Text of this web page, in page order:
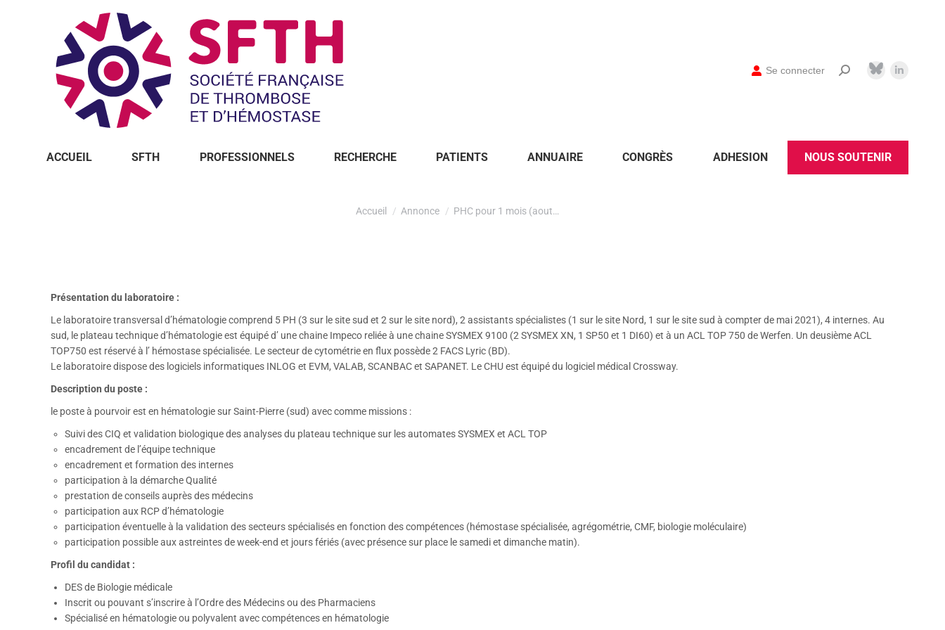
Se connecter
ACCUEIL SFTH PROFESSIONNELS RECHERCHE PATIENTS ANNUAIRE CONGRÈS ADHESION NOUS SOUTENIR
Accueil Annonce PHC pour 1 mois (aout…
Présentation du laboratoire :
Le laboratoire transversal d’hématologie comprend 5 PH (3 sur le site sud et 2 sur le site nord), 2 assistants spécialistes (1 sur le site Nord, 1 sur le site sud à compter de mai 2021), 4 internes. Au
sud, le plateau technique d’hématologie est équipé d’ une chaine Impeco reliée à une chaine SYSMEX 9100 (2 SYSMEX XN, 1 SP50 et 1 DI60) et à un ACL TOP 750 de Werfen. Un deusième ACL
TOP750 est réservé à l’ hémostase spécialisée. Le secteur de cytométrie en flux possède 2 FACS Lyric (BD).
Le laboratoire dispose des logiciels informatiques INLOG et EVM, VALAB, SCANBAC et SAPANET. Le CHU est équipé du logiciel médical Crossway.
Description du poste :
le poste à pourvoir est en hématologie sur Saint-Pierre (sud) avec comme missions :
Suivi des CIQ et validation biologique des analyses du plateau technique sur les automates SYSMEX et ACL TOP
encadrement de l’équipe technique
encadrement et formation des internes
participation à la démarche Qualité
prestation de conseils auprès des médecins
participation aux RCP d’hématologie
participation éventuelle à la validation des secteurs spécialisés en fonction des compétences (hémostase spécialisée, agrégométrie, CMF, biologie moléculaire)
participation possible aux astreintes de week-end et jours fériés (avec présence sur place le samedi et dimanche matin).
Profil du candidat :
DES de Biologie médicale
Inscrit ou pouvant s’inscrire à l’Ordre des Médecins ou des Pharmaciens
Spécialisé en hématologie ou polyvalent avec compétences en hématologie